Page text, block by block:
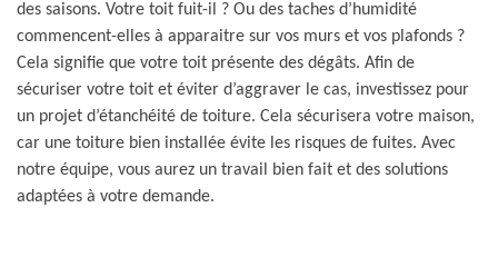
des saisons. Votre toit fuit-il ? Ou des taches d’humidité
commencent-elles à apparaitre sur vos murs et vos plafonds ?
Cela signifie que votre toit présente des dégâts. Afin de
sécuriser votre toit et éviter d’aggraver le cas, investissez pour
un projet d’étanchéité de toiture. Cela sécurisera votre maison,
car une toiture bien installée évite les risques de fuites. Avec
notre équipe, vous aurez un travail bien fait et des solutions
adaptées à votre demande.